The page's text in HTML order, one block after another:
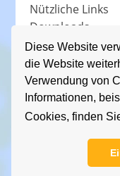
Diese Website
die Website
Verwendung von
Informationen,
Cookies, finden
n
h
o
b
e
n
Nützliche Links
Downloads
Schullied